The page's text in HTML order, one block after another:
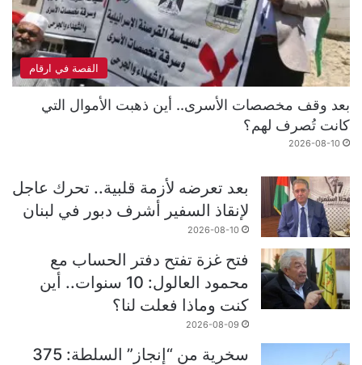
القصة في ارقام
بعد وقف مخصصات الأسرى.. أين ذهبت الأموال التي
كانت تُصرف لهم؟
2026-08-10
بعد تعرضه لأزمة قلبية.. تحرك عاجل
لإنقاذ السفير أشرف دبور في لبنان
2026-08-10
فتح غزة تفتح دفتر الحساب مع
محمود العالول: 10 سنوات.. أين
كنت وماذا فعلت لنا؟
2026-08-09
سخرية من “إنجاز” السلطة: 375